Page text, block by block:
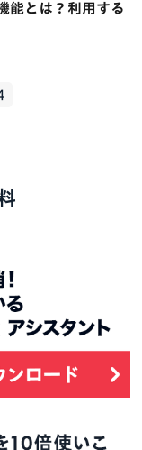
能とは？利用する